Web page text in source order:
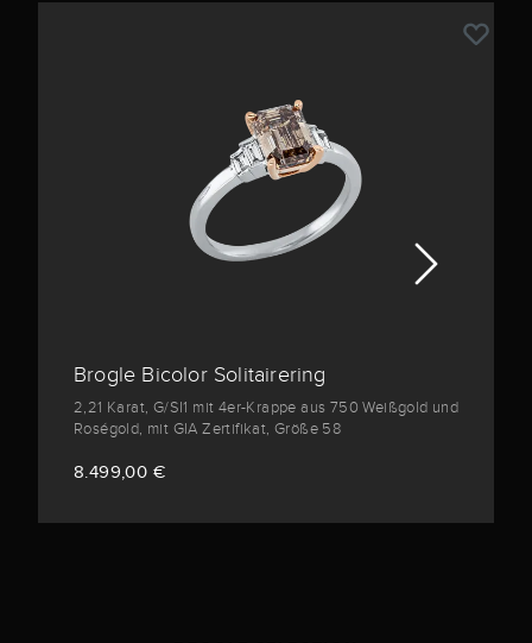
Brogle Bicolor Solitairering
2,21 Karat, G/SI1 mit 4er-Krappe aus 750 Weißgold und
Roségold, mit GIA Zertifikat, Größe 58
8.499,00 €